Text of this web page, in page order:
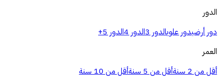
الدور
دور أرضيدور علويالدور 3 الدور 4 الدور 5+
العمر
أقل من 2 سنة
أقل من 5 سنة
أقل من 10 سنة